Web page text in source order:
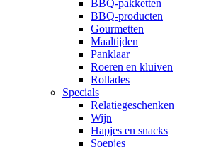
BBQ-pakketten
BBQ-producten
Gourmetten
Maaltijden
Panklaar
Roeren en kluiven
Rollades
Specials
Relatiegeschenken
Wijn
Hapjes en snacks
Soepjes